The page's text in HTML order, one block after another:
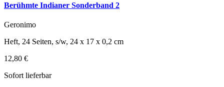
Berühmte Indianer Sonderband 2
Geronimo
Heft, 24 Seiten, s/w, 24 x 17 x 0,2 cm
12,80 €
Sofort lieferbar